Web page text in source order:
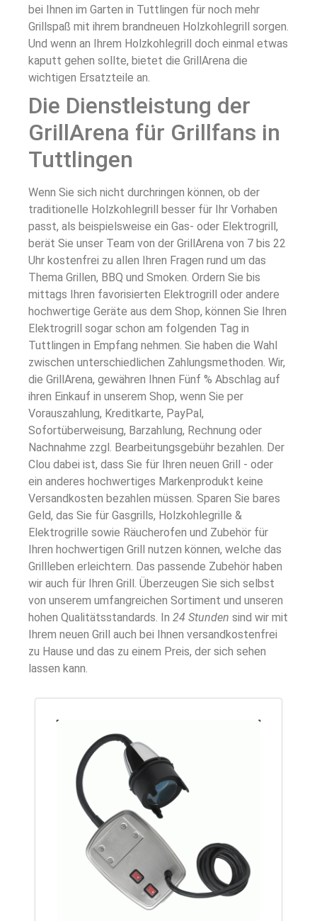
bei Ihnen im Garten in Tuttlingen für noch mehr
Grillspaß mit ihrem brandneuen Holzkohlegrill sorgen.
Und wenn an Ihrem Holzkohlegrill doch einmal etwas
kaputt gehen sollte, bietet die GrillArena die
wichtigen Ersatzteile an.
Die Dienstleistung der
GrillArena für Grillfans in
Tuttlingen
Wenn Sie sich nicht durchringen können, ob der
traditionelle Holzkohlegrill besser für Ihr Vorhaben
passt, als beispielsweise ein Gas- oder Elektrogrill,
berät Sie unser Team von der GrillArena von 7 bis 22
Uhr kostenfrei zu allen Ihren Fragen rund um das
Thema Grillen, BBQ und Smoken. Ordern Sie bis
mittags Ihren favorisierten Elektrogrill oder andere
hochwertige Geräte aus dem Shop, können Sie Ihren
Elektrogrill sogar schon am folgenden Tag in
Tuttlingen in Empfang nehmen. Sie haben die Wahl
zwischen unterschiedlichen Zahlungsmethoden. Wir,
die GrillArena, gewähren Ihnen Fünf % Abschlag auf
ihren Einkauf in unserem Shop, wenn Sie per
Vorauszahlung, Kreditkarte, PayPal,
Sofortüberweisung, Barzahlung, Rechnung oder
Nachnahme zzgl. Bearbeitungsgebühr bezahlen. Der
Clou dabei ist, dass Sie für Ihren neuen Grill - oder
ein anderes hochwertiges Markenprodukt keine
Versandkosten bezahlen müssen. Sparen Sie bares
Geld, das Sie für Gasgrills, Holzkohlegrille &
Elektrogrille sowie Räucherofen und Zubehör für
Ihren hochwertigen Grill nutzen können, welche das
Grillleben erleichtern. Das passende Zubehör haben
wir auch für Ihren Grill. Überzeugen Sie sich selbst
von unserem umfangreichen Sortiment und unseren
hohen Qualitätsstandards. In 24 Stunden sind wir mit
Ihrem neuen Grill auch bei Ihnen versandkostenfrei
zu Hause und das zu einem Preis, der sich sehen
lassen kann.